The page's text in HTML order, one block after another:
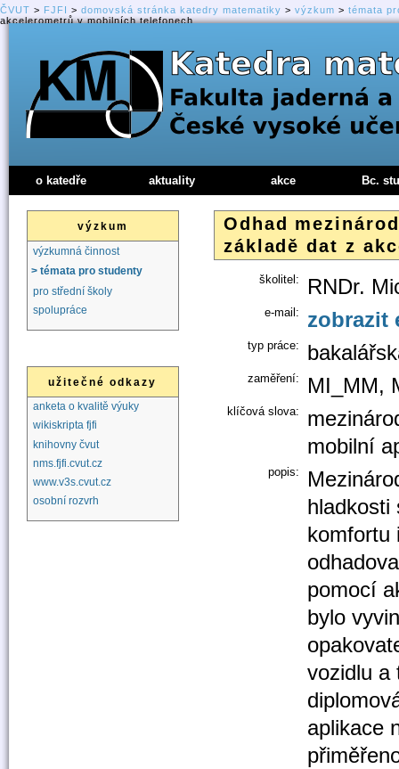
ČVUT > FJFI > domovská stránka katedry matematiky > výzkum > témata
akcelerometrů v mobilních telefonech
Odhad
základě dat z
školitel: RNDr.
e-mail: zobrazit
typ práce:
zaměření: MI_MM,
klíčová slova:
mobilní
popis:
hladkosti
komfortu
pomocí
bylo
vozidlu a
aplikace
o katedře aktuality akce Bc.
výzkum
výzkumná činnost
> témata pro studenty
pro střední školy
spolupráce
užitečné odkazy
anketa o kvalitě výuky
wikiskripta fjfi
knihovny čvut
nms.fjfi.cvut.cz
www.v3s.cvut.cz
osobní rozvrh